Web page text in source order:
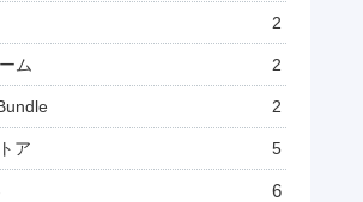
2
ム 2
2
ア 5
6